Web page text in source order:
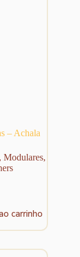
– Achala
Modulares,
carrinho